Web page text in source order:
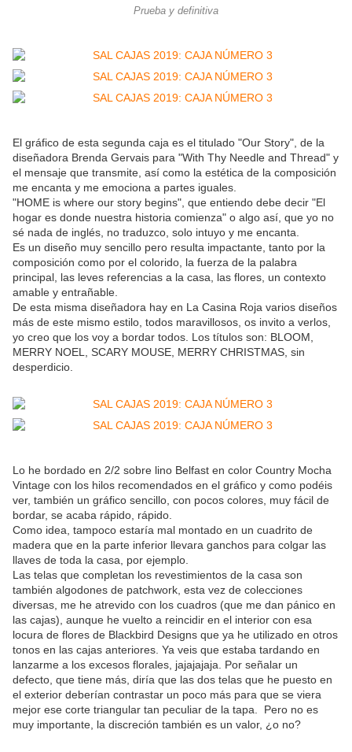
Prueba y definitiva
El gráfico de esta segunda caja es el titulado "Our Story", de la
diseñadora Brenda Gervais para "With Thy Needle and Thread" y
el mensaje que transmite, así como la estética de la composición
me encanta y me emociona a partes iguales.
"HOME is where our story begins", que entiendo debe decir "El
hogar es donde nuestra historia comienza" o algo así, que yo no
sé nada de inglés, no traduzco, solo intuyo y me encanta.
Es un diseño muy sencillo pero resulta impactante, tanto por la
composición como por el colorido, la fuerza de la palabra
principal, las leves referencias a la casa, las flores, un contexto
amable y entrañable.
De esta misma diseñadora hay en La Casina Roja varios diseños
más de este mismo estilo, todos maravillosos, os invito a verlos,
yo creo que los voy a bordar todos. Los títulos son: BLOOM,
MERRY NOEL, SCARY MOUSE, MERRY CHRISTMAS, sin
desperdicio.
Lo he bordado en 2/2 sobre lino Belfast en color Country Mocha
Vintage con los hilos recomendados en el gráfico y como podéis
ver, también un gráfico sencillo, con pocos colores, muy fácil de
bordar, se acaba rápido, rápido.
Como idea, tampoco estaría mal montado en un cuadrito de
madera que en la parte inferior llevara ganchos para colgar las
llaves de toda la casa, por ejemplo.
Las telas que completan los revestimientos de la casa son
también algodones de patchwork, esta vez de colecciones
diversas, me he atrevido con los cuadros (que me dan pánico en
las cajas), aunque he vuelto a reincidir en el interior con esa
locura de flores de Blackbird Designs que ya he utilizado en otros
tonos en las cajas anteriores. Ya veis que estaba tardando en
lanzarme a los excesos florales, jajajajaja. Por señalar un
defecto, que tiene más, diría que las dos telas que he puesto en
el exterior deberían contrastar un poco más para que se viera
mejor ese corte triangular tan peculiar de la tapa. Pero no es
muy importante, la discreción también es un valor, ¿o no?